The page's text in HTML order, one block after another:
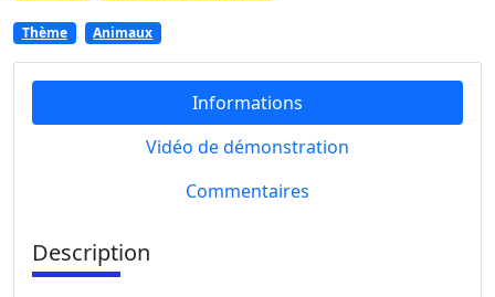
Thème Animaux
Informations
Vidéo de démonstration
Commentaires
Description